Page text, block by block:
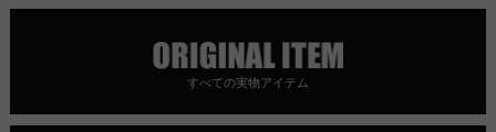
すべての実物アイテム